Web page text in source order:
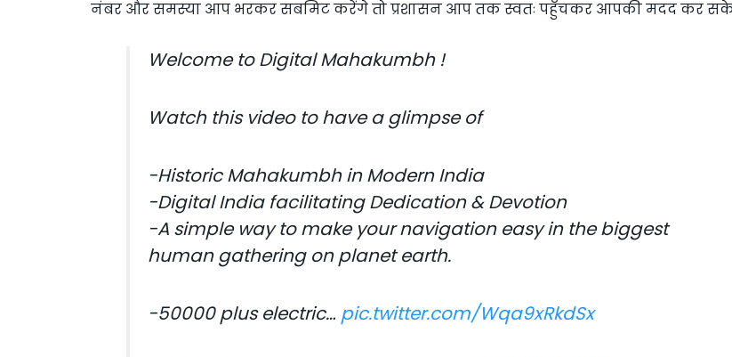
नंबर और समस्या आप भरकर सबमिट करेंगे तो प्रशासन आप तक स्वतः पहुँचकर आपकी मदद कर
Welcome to Digital Mahakumbh !
Watch this video to have a glimpse of
-Historic Mahakumbh in Modern India
-Digital India facilitating Dedication & Devotion
-A simple way to make your navigation easy in the biggest
human gathering on planet earth.
-50000 plus electric… pic.twitter.com/Wqa9xRkdSx